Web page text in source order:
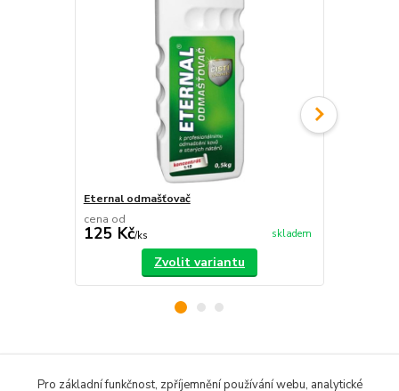
Eternal odmašťovač
cena od
125 Kč/ks skladem
Zvolit variantu
Pro základní funkčnost, zpříjemnění používání webu, analytické